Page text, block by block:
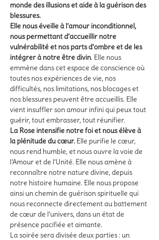
monde des illusions et aide à la guérison des
blessures.
Elle nous éveille à l’amour inconditionnel,
nous permettant d’accueillir notre
vulnérabilité et nos parts d’ombre et de les
intégrer à notre être divin. Elle nous
emmène dans cet espace de conscience où
toutes nos expériences de vie, nos
difficultés, nos limitations, nos blocages et
nos blessures peuvent être accueillis. Elle
vient insuffler son amour infini qui peux tout
guérir, tout embrasser, tout réunifier.
La Rose intensifie notre foi et nous élève à
la plénitude du cœur. Elle purifie le cœur,
nous rend humble, et nous ouvre la voie de
l’Amour et de l’Unité. Elle nous amène à
reconnaître notre nature divine, depuis
notre histoire humaine. Elle nous propose
ainsi un chemin de guérison spirituelle qui
nous reconnecte directement au battement
de cœur de l’univers, dans un état de
présence pacifiée et aimante.
La soirée sera divisée deux parties : un